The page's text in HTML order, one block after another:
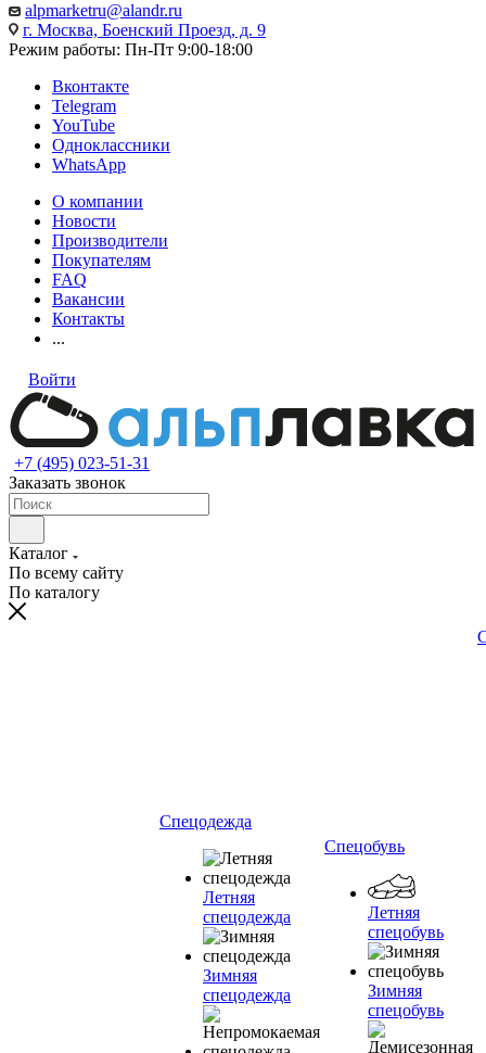
alpmarketru@alandr.ru
г. Москва, Боенский Проезд, д. 9
Режим работы: Пн-Пт 9:00-18:00
Вконтакте
Telegram
YouTube
Одноклассники
WhatsApp
О компании
Новости
Производители
Покупателям
FAQ
Вакансии
Контакты
...
Войти
+7 (495) 023-51-31
Заказать звонок
Каталог
По всему сайту
По каталогу
Спецодежда
Летняя
спецодежда
Зимняя
спецодежда
Спецобувь
Летняя
спецобувь
Зимняя
спецобувь